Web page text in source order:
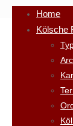
Home
Kölsche